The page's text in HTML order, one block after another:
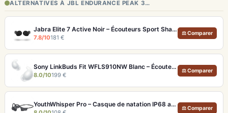
ALTERNATIVES À JBL ENDURANCE PEAK 3…
Jabra Elite 7 Active Noir – Écouteurs Sport ShakeGrip, ANC et IP57
7.8/10181 €
⚖ Comparer
Sony LinkBuds Fit WFLS910NW Blanc – Écouteurs Sport Ailes ANC
8.0/10199 €
⚖ Comparer
YouthWhisper Pro – Casque de natation IP68 avec MP3 32 Go et autonomie 12h
⚖ Comparer